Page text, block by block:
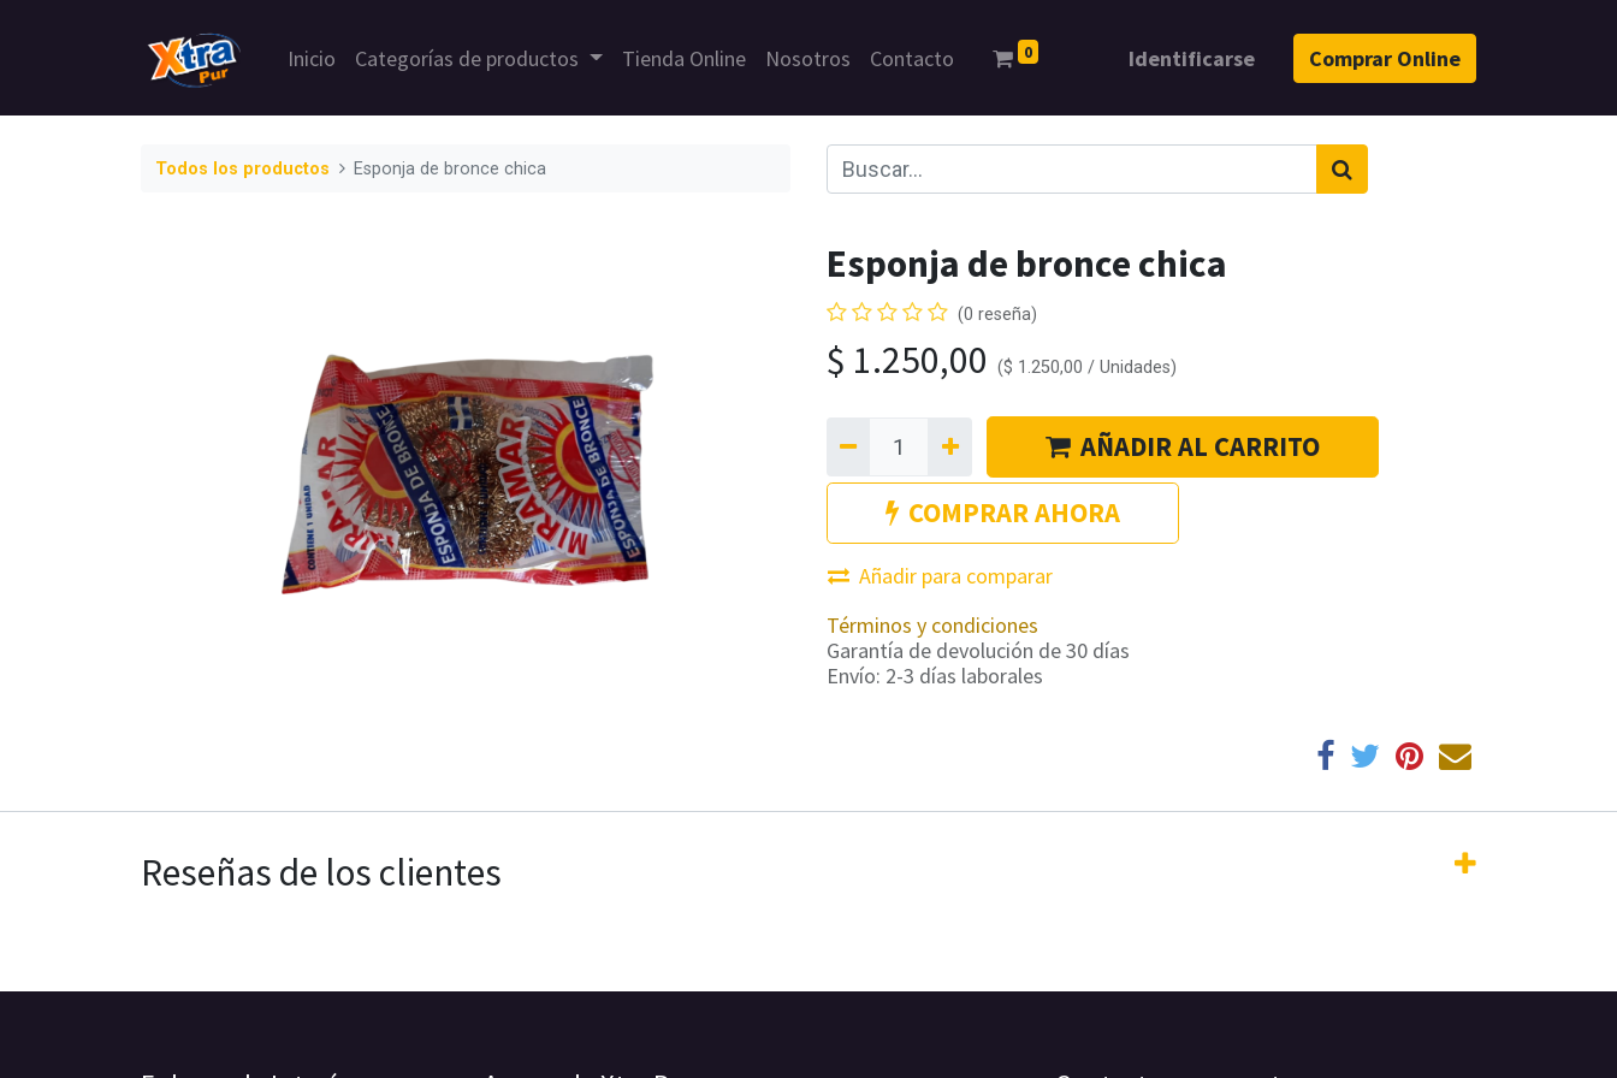
Inicio Categorías de productos Tienda Online Nosotros Contacto 0 Identificarse Comprar Online
Todos los productos Esponja de bronce chica
Esponja de bronce chica
(0 reseña)
$ 1.250,00 ($ 1.250,00 / Unidades)
AÑADIR AL CARRITO
COMPRAR AHORA
Añadir para comparar
Términos y condiciones
Garantía de devolución de 30 días
Envío: 2-3 días laborales
Reseñas de los clientes